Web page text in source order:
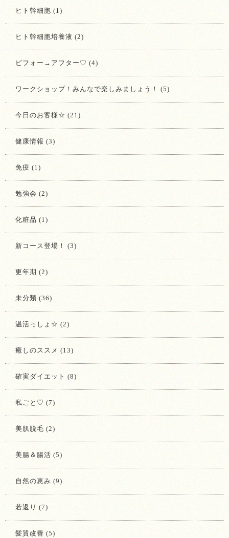
ヒト幹細胞 (1)
ヒト幹細胞培養液 (2)
ビフォー→アフター♡ (4)
ワークショップ！みんなで楽しみましょう！ (5)
今日のお客様☆ (21)
健康情報 (3)
免疫 (1)
勉強会 (2)
化粧品 (1)
新コース登場！ (3)
更年期 (2)
未分類 (36)
温活っしょ☆ (2)
癒しのススメ (13)
確実ダイエット (8)
私ごと♡ (7)
美肌脱毛 (2)
美腸＆腸活 (5)
自然の恵み (9)
若返り (7)
髪質改善 (5)